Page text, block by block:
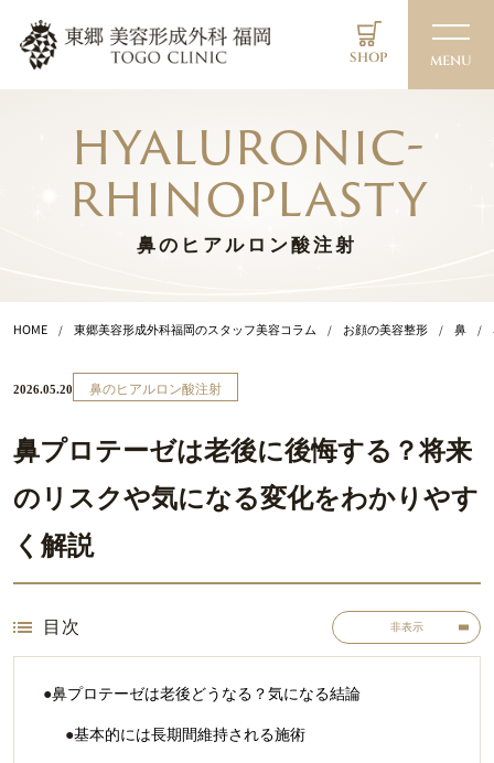
SHOP MENU
hyaluronic-
rhinoplasty
鼻のヒアルロン酸注射
HOME 東郷美容形成外科福岡のスタッフ美容コラム お顔の美容整形 鼻
2026.05.20 鼻のヒアルロン酸注射
鼻プロテーゼは老後に後悔する？将来
のリスクや気になる変化をわかりやす
く解説
目次 非表示
鼻プロテーゼは老後どうなる？気になる結論
基本的には長期間維持される施術